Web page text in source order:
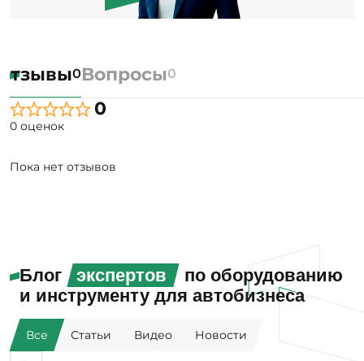
0Вопросы0
0
0 оценок
Пока нет отзывов
Блог экспертов
по оборудованию
и инструменту для автобизнеса
Все Статьи Видео Новости